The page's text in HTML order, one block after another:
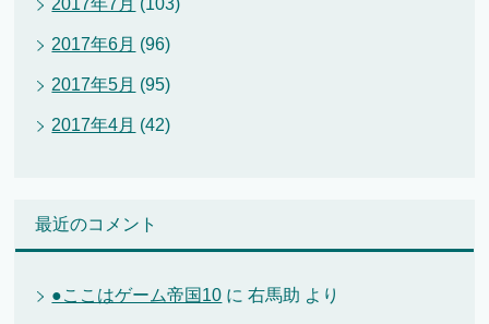
2017年7月 (103)
2017年6月 (96)
2017年5月 (95)
2017年4月 (42)
最近のコメント
●ここはゲーム帝国10 に右馬助 より